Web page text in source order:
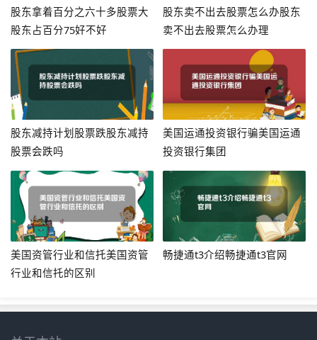
股东拿着百分之六十多股票大
股东占百分75好不好
股东卖不出去股票怎么办股东
卖不出去股票怎么办理
股东减持计划股票跌股东减持
股票会跌吗
美国运通投资银行骗美国运通
投资银行集团
美国资管行业和信托美国资管
行业和信托的区别
畅捷通t3介绍畅捷通t3官网